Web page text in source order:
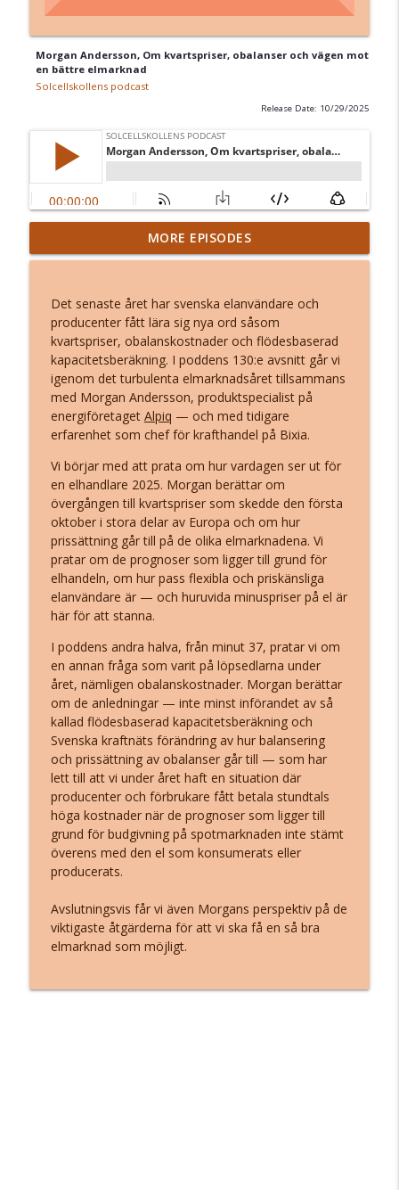
Morgan Andersson, Om kvartspriser, obalanser och vägen mot
en bättre elmarknad
Solcellskollens podcast
Release Date: 10/29/2025
Tom Brown, On the feasibility of 100%
renewable electricity – and biomethanol
Solcellskollens podcast
Arne Bergvik, Om priset av en
avstannande utbyggnad av elproduktion
Solcellskollens podcast
info_outline
Björn Sandén, Om energiomställningen
under 2025 (på randen till en ny tid)
Solcellskollens podcast
Jennie Sjöstedt, Om hur kapaciteten i
Göteborgs elnät ska kunna öka med 50
procent på tio år
Solcellskollens podcast
Morgan Andersson, Om kvartspriser,
obalanser och vägen mot en bättre
Solcellskollens podcast
Thorsten Handler, Om effektavgifter,
elskatt och kraftvärmens förutsättningar
Solcellskollens podcast
Lisa Göransson, Om tre vägval för
Sveriges elsystem — och deras
respektive kostnader
Solcellskollens podcast
Therése Hindman Persson, Om
effekttariffer och incitament för mer
Solcellskollens podcast
Daniel Johansson, Om vägen mot att
MORE EPISODES
Det senaste året har svenska elanvändare och
producenter fått lära sig nya ord såsom
kvartspriser, obalanskostnader och flödesbaserad
kapacitetsberäkning. I poddens 130:e avsnitt går vi
igenom det turbulenta elmarknadsåret tillsammans
med Morgan Andersson, produktspecialist på
energiföretaget Alpiq — och med tidigare
erfarenhet som chef för krafthandel på Bixia.
Vi börjar med att prata om hur vardagen ser ut för
en elhandlare 2025. Morgan berättar om
övergången till kvartspriser som skedde den första
oktober i stora delar av Europa och om hur
prissättning går till på de olika elmarknadena. Vi
pratar om de prognoser som ligger till grund för
elhandeln, om hur pass flexibla och priskänsliga
elanvändare är — och huruvida minuspriser på el är
här för att stanna.
I poddens andra halva, från minut 37, pratar vi om
en annan fråga som varit på löpsedlarna under
året, nämligen obalanskostnader. Morgan berättar
om de anledningar — inte minst införandet av så
kallad flödesbaserad kapacitetsberäkning och
Svenska kraftnäts förändring av hur balansering
och prissättning av obalanser går till — som har
lett till att vi under året haft en situation där
producenter och förbrukare fått betala stundtals
höga kostnader när de prognoser som ligger till
grund för budgivning på spotmarknaden inte stämt
överens med den el som konsumerats eller
producerats.
Avslutningsvis får vi även Morgans perspektiv på de
viktigaste åtgärderna för att vi ska få en så bra
elmarknad som möjligt.